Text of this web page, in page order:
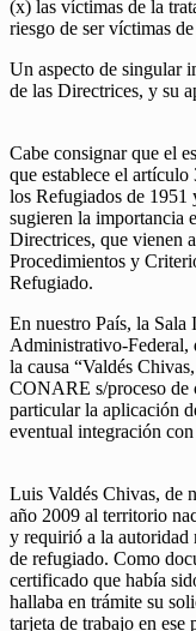
(x) las víctimas de la
riesgo de ser víctimas de
Un aspecto de singular
de las Directrices, y su
Cabe consignar que el
que establece el
los Refugiados de
sugieren la importancia
Directrices, que vienen
Procedimientos y
Refugiado.
En nuestro País, la
Administrativo-Federal,
la causa “Valdés
CONARE s/proceso de
particular la aplicación
eventual integración
Luis Valdés Chivas, de
año 2009 al territorio
y requirió a la autoridad
de refugiado. Como
certificado que había
hallaba en trámite su
tarjeta de trabajo en ese